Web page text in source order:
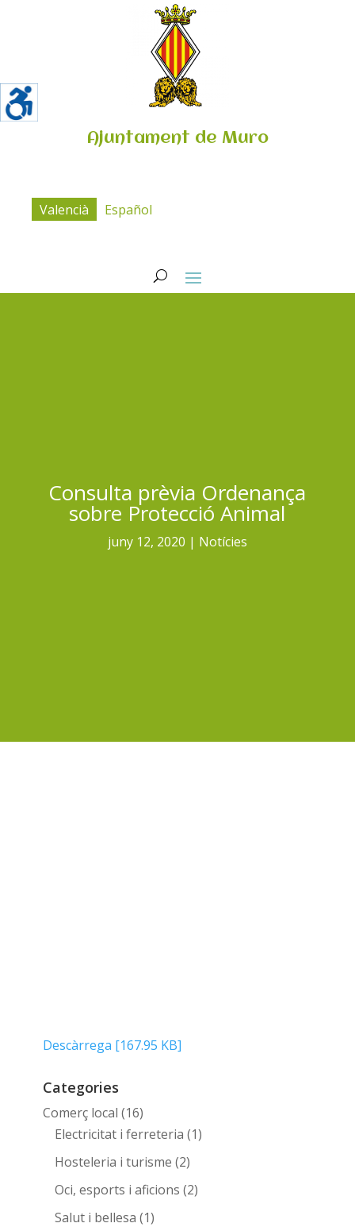
Ajuntament de Muro
Valencià Español
Consulta prèvia Ordenança
sobre Protecció Animal
juny 12, 2020 Notícies
Descàrrega [167.95 KB]
Categories
Comerç local (16)
Electricitat i ferreteria (1)
Hosteleria i turisme (2)
Oci, esports i aficions (2)
Salut i bellesa (1)